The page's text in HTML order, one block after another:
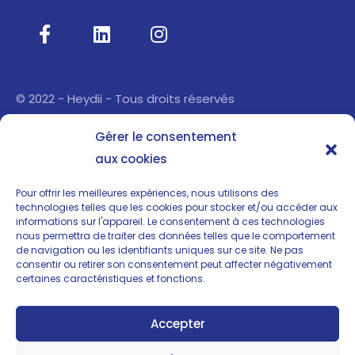
Gérer le consentement
aux cookies
Pour offrir les meilleures expériences, nous utilisons des
technologies telles que les cookies pour stocker et/ou accéder aux
informations sur l'appareil. Le consentement à ces technologies
nous permettra de traiter des données telles que le comportement
de navigation ou les identifiants uniques sur ce site. Ne pas
consentir ou retirer son consentement peut affecter négativement
certaines caractéristiques et fonctions.
Accepter
© 2022 - Heydii - Tous droits réservés
Blog
Mentions légales
Conditions générales
Nous contacter
SAS Jualcorp, 15 rue de l’Europe 78660 Ablis –